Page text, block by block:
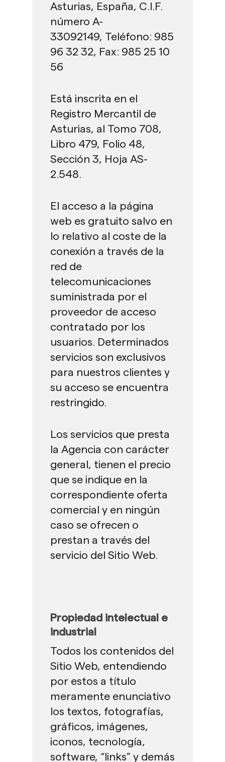
Asturias, España, C.I.F.
número A-
33092149, Teléfono: 985
96 32 32, Fax: 985 25 10
56
Está inscrita en el
Registro Mercantil de
Asturias, al Tomo 708,
Libro 479, Folio 48,
Sección 3, Hoja AS-
2.548.
El acceso a la página
web es gratuito salvo en
lo relativo al coste de la
conexión a través de la
red de
telecomunicaciones
suministrada por el
proveedor de acceso
contratado por los
usuarios. Determinados
servicios son exclusivos
para nuestros clientes y
su acceso se encuentra
restringido.
Los servicios que presta
la Agencia con carácter
general, tienen el precio
que se indique en la
correspondiente oferta
comercial y en ningún
caso se ofrecen o
prestan a través del
servicio del Sitio Web.
Propiedad intelectual e
industrial
Todos los contenidos del
Sitio Web, entendiendo
por estos a título
meramente enunciativo
los textos, fotografías,
gráficos, imágenes,
iconos, tecnología,
software, “links” y demás